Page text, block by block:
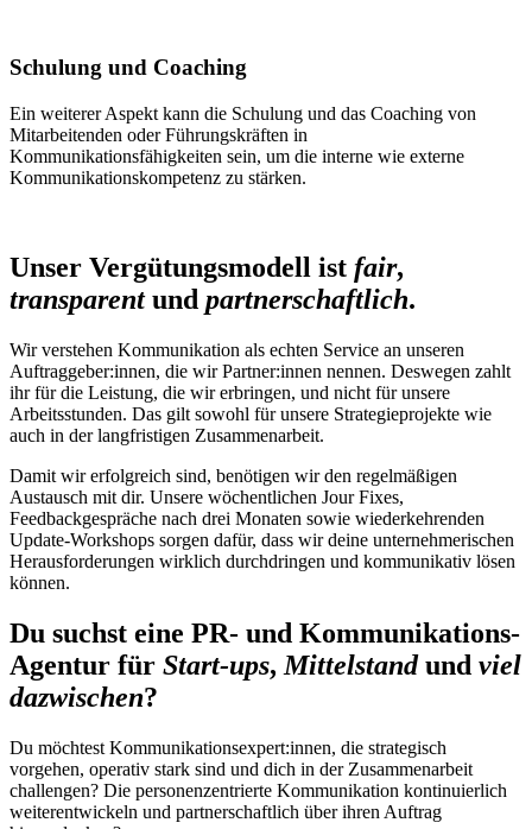
Schulung und Coaching
Ein weiterer Aspekt kann die Schulung und das Coaching von
Mitarbeitenden oder Führungskräften in
Kommunikationsfähigkeiten sein, um die interne wie externe
Kommunikationskompetenz zu stärken.
Unser Vergütungsmodell ist fair,
transparentund partnerschaftlich.
Wir verstehen Kommunikation als echten Service an unseren
Auftraggeber:innen, die wir Partner:innen nennen. Deswegen zahlt
ihr für die Leistung, die wir erbringen, und nicht für unsere
Arbeitsstunden. Das gilt sowohl für unsere Strategieprojekte wie
auch in der langfristigen Zusammenarbeit.
Damit wir erfolgreich sind, benötigen wir den regelmäßigen
Austausch mit dir. Unsere wöchentlichen Jour Fixes,
Feedbackgespräche nach drei Monaten sowie wiederkehrenden
Update-Workshops sorgen dafür, dass wir deine unternehmerischen
Herausforderungen wirklich durchdringen und kommunikativ lösen
können.
Du suchst eine PR- und Kommunikations-
Agentur für Start-ups,Mittelstandund viel
dazwischen?
Du möchtest Kommunikationsexpert:innen, die strategisch
vorgehen, operativ stark sind und dich in der Zusammenarbeit
challengen? Die personenzentrierte Kommunikation kontinuierlich
weiterentwickeln und partnerschaftlich über ihren Auftrag